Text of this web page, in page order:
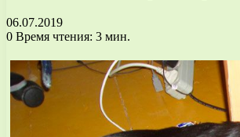
06.07.2019
0 Время чтения: 3 мин.